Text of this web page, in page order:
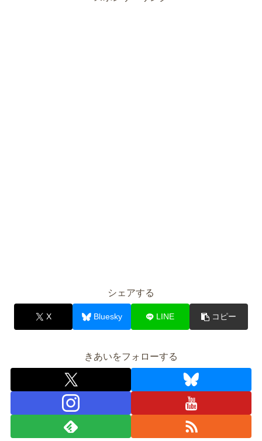
シェアする
X Bluesky LINE コピー
きあいをフォローする